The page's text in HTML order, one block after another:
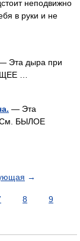
неподвижно
в руки и не
Эта дыра при
…
— Эта
См. БЫЛОЕ
→
8
9